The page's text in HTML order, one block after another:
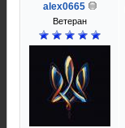
alex0665
Ветеран